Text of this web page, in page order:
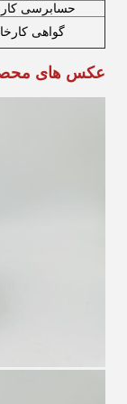
حسابرسی
گواهی
عکس های